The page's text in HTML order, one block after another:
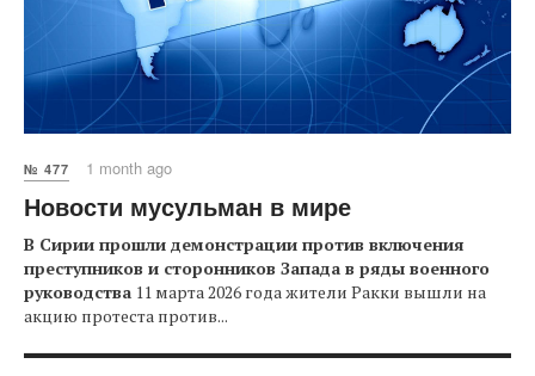
№ 477 1 month ago
Новости мусульман в мире
В Сирии прошли демонстрации против включения
преступников и сторонников Запада в ряды военного
руководства 11 марта 2026 года жители Ракки вышли на
акцию протеста против...